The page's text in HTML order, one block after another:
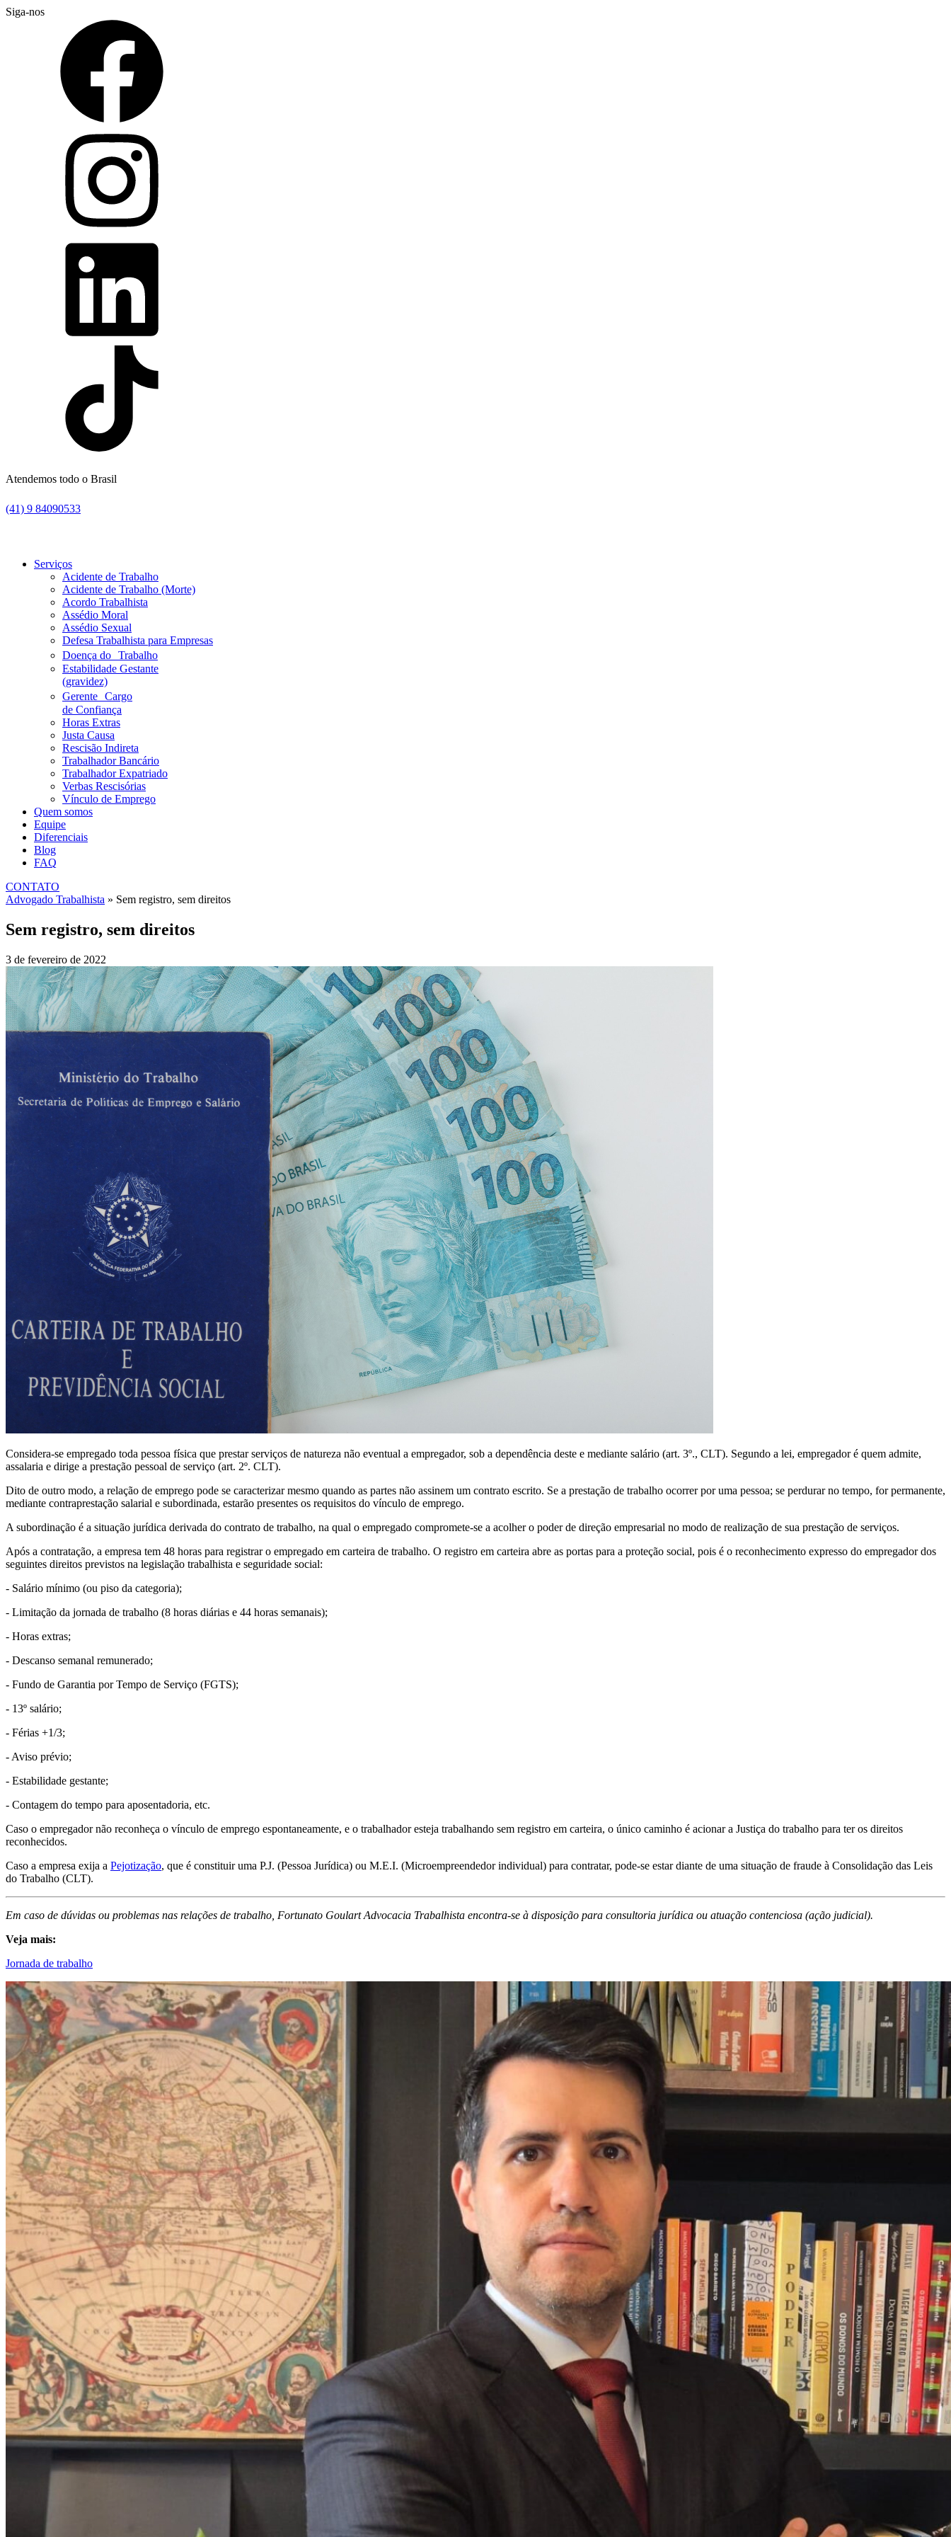
Siga-nos
Atendemos todo o Brasil
(41) 9 84090533
Serviços
Acidente de Trabalho
Acidente de Trabalho (Morte)
Acordo Trabalhista
Assédio Moral
Assédio Sexual
Defesa Trabalhista para Empresas
Doença do Trabalho
Estabilidade Gestante
(gravidez)
Gerente Cargo
de Confiança
Horas Extras
Justa Causa
Rescisão Indireta
Trabalhador Bancário
Trabalhador Expatriado
Verbas Rescisórias
Vínculo de Emprego
Quem somos
Equipe
Diferenciais
Blog
FAQ
CONTATO
Advogado Trabalhista » Sem registro, sem direitos
Sem registro, sem direitos
3 de fevereiro de 2022
Considera-se empregado toda pessoa física que prestar serviços de natureza não eventual a empregador, sob a dependência deste e mediante salário (art. 3º., CLT). Segundo a lei, empregador é quem admite,
assalaria e dirige a prestação pessoal de serviço (art. 2º. CLT).
Dito de outro modo, a relação de emprego pode se caracterizar mesmo quando as partes não assinem um contrato escrito. Se a prestação de trabalho ocorrer por uma pessoa; se perdurar no tempo, for permanente,
mediante contraprestação salarial e subordinada, estarão presentes os requisitos do vínculo de emprego.
A subordinação é a situação jurídica derivada do contrato de trabalho, na qual o empregado compromete-se a acolher o poder de direção empresarial no modo de realização de sua prestação de serviços.
Após a contratação, a empresa tem 48 horas para registrar o empregado em carteira de trabalho. O registro em carteira abre as portas para a proteção social, pois é o reconhecimento expresso do empregador dos
seguintes direitos previstos na legislação trabalhista e seguridade social:
- Salário mínimo (ou piso da categoria);
- Limitação da jornada de trabalho (8 horas diárias e 44 horas semanais);
- Horas extras;
- Descanso semanal remunerado;
- Fundo de Garantia por Tempo de Serviço (FGTS);
- 13º salário;
- Férias +1/3;
- Aviso prévio;
- Estabilidade gestante;
- Contagem do tempo para aposentadoria, etc.
Caso o empregador não reconheça o vínculo de emprego espontaneamente, e o trabalhador esteja trabalhando sem registro em carteira, o único caminho é acionar a Justiça do trabalho para ter os direitos
reconhecidos.
Caso a empresa exija a Pejotização, que é constituir uma P.J. (Pessoa Jurídica) ou M.E.I. (Microempreendedor individual) para contratar, pode-se estar diante de uma situação de fraude à Consolidação das Leis
do Trabalho (CLT).
Em caso de dúvidas ou problemas nas relações de trabalho, Fortunato Goulart Advocacia Trabalhista encontra-se à disposição para consultoria jurídica ou atuação contenciosa (ação judicial).
Veja mais:
Jornada de trabalho